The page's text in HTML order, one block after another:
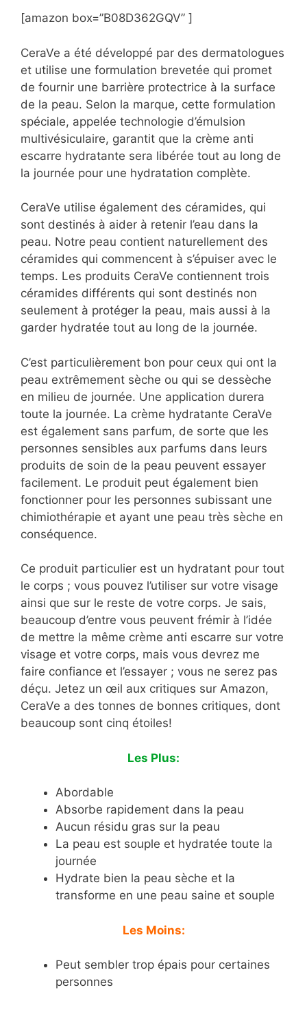
[amazon box=”B08D362GQV” ]
CeraVe a été développé par des dermatologues
et utilise une formulation brevetée qui promet
de fournir une barrière protectrice à la surface
de la peau. Selon la marque, cette formulation
spéciale, appelée technologie d’émulsion
multivésiculaire, garantit que la crème anti
escarre hydratante sera libérée tout au long de
la journée pour une hydratation complète.
CeraVe utilise également des céramides, qui
sont destinés à aider à retenir l’eau dans la
peau. Notre peau contient naturellement des
céramides qui commencent à s’épuiser avec le
temps. Les produits CeraVe contiennent trois
céramides différents qui sont destinés non
seulement à protéger la peau, mais aussi à la
garder hydratée tout au long de la journée.
C’est particulièrement bon pour ceux qui ont la
peau extrêmement sèche ou qui se dessèche
en milieu de journée. Une application durera
toute la journée. La crème hydratante CeraVe
est également sans parfum, de sorte que les
personnes sensibles aux parfums dans leurs
produits de soin de la peau peuvent essayer
facilement. Le produit peut également bien
fonctionner pour les personnes subissant une
chimiothérapie et ayant une peau très sèche en
conséquence.
Ce produit particulier est un hydratant pour tout
le corps ; vous pouvez l’utiliser sur votre visage
ainsi que sur le reste de votre corps. Je sais,
beaucoup d’entre vous peuvent frémir à l’idée
de mettre la même crème anti escarre sur votre
visage et votre corps, mais vous devrez me
faire confiance et l’essayer ; vous ne serez pas
déçu. Jetez un œil aux critiques sur Amazon,
CeraVe a des tonnes de bonnes critiques, dont
beaucoup sont cinq étoiles!
Les Plus:
Abordable
Absorbe rapidement dans la peau
Aucun résidu gras sur la peau
La peau est souple et hydratée toute la
journée
Hydrate bien la peau sèche et la
transforme en une peau saine et souple
Les Moins:
Peut sembler trop épais pour certaines
personnes